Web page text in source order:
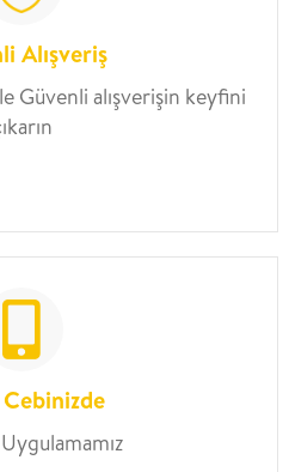
Alışveriş
Güvenli alışverişin keyfini